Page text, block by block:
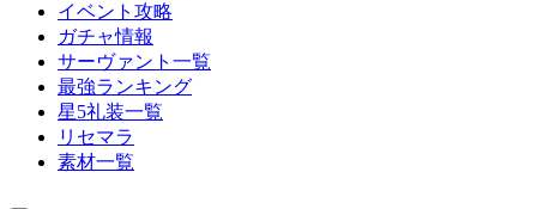
イベント攻略
ガチャ情報
サーヴァント一覧
最強ランキング
星5礼装一覧
リセマラ
素材一覧